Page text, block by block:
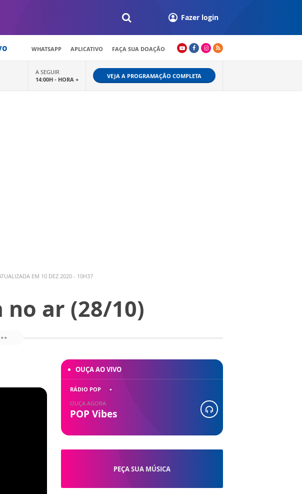
Fazer login
WHATSAPP APLICATIVO FAÇA SUA DOAÇÃO
A SEGUIR
14:00H - HORA + VEJA A PROGRAMAÇÃO COMPLETA
EM 10 DEZ 2020 - 10H37
no ar (28/10)
PEÇA SUA MÚSICA
OUÇA AO VIVO
RÁDIO POP
OUÇA AGORA
POP Vibes